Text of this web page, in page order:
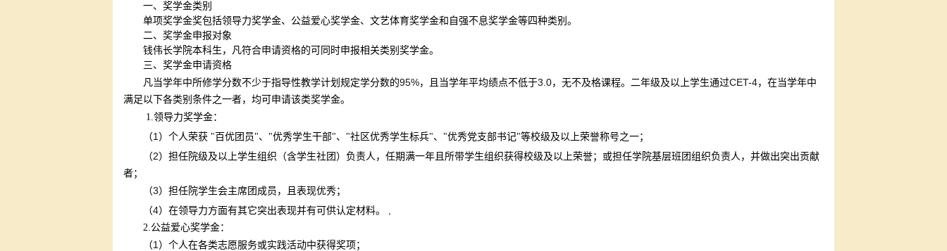
一、奖学金类别
单项奖学金奖包括领导力奖学金、公益爱心奖学金、文艺体育奖学金和自强不息奖学金等四种类别。
二、奖学金申报对象
钱伟长学院本科生，凡符合申请资格的可同时申报相关类别奖学金。
三、奖学金申请资格
凡当学年中所修学分数不少于指导性教学计划规定学分数的95%，且当学年平均绩点不低于3.0，无不及格课程。二年级及以上学生通过CET-4，在当学年中
满足以下各类别条件之一者，均可申请该类奖学金。
1.领导力奖学金：
（1 ）个人荣获 "百优团员"、"优秀学生干部"、"社区优秀学生标兵"、"优秀党支部书记"等校级及以上荣誉称号之一；
（2）担任院级及以上学生组织（含学生社团）负责人，任期满一年且所带学生组织获得校级及以上荣誉；或担任学院基层班团组织负责人，并做出突出贡献
者；
（3）担任院学生会主席团成员，且表现优秀；
（4）在领导力方面有其它突出表现并有可供认定材料。
2.公益爱心奖学金：
（1 ）个人在各类志愿服务或实践活动中获得奖项；